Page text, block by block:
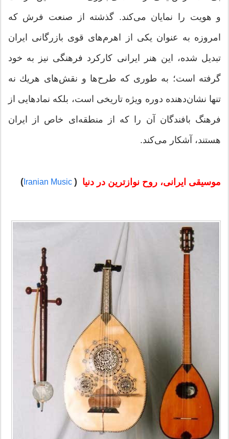
و هویت را نمایان می‌‌كند. گذشته از صنعت فرش كه
امروزه به عنوان یكی از اهرم‌های قوی بازرگانی ایران
تبدیل شده، این هنر ایرانی كاركرد فرهنگی نیز به خود
گرفته است؛ به طوری كه طرح‌ها و نقش‌های هریك نه
تنها نشان‌دهنده دوره ویژه تاریخی است، بلكه نمادهایی از
فرهنگ بافندگان آن را كه از منطقه‌ای خاص از ایران
هستند، آشكار می‌كند.
موسیقی ایرانی، روح نوازترین در دنیا (
Iranian Music
)